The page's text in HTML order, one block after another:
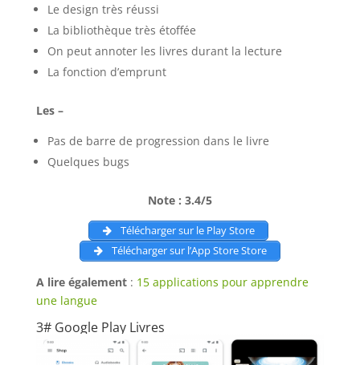
Le design très réussi
La bibliothèque très étoffée
On peut annoter les livres durant la lecture
La fonction d’emprunt
Les –
Pas de barre de progression dans le livre
Quelques bugs
Note : 3.4/5
Télécharger sur le Play Store
Télécharger sur l’App Store Store
A lire également: 15 applications pour apprendre
une langue
3# Google Play Livres